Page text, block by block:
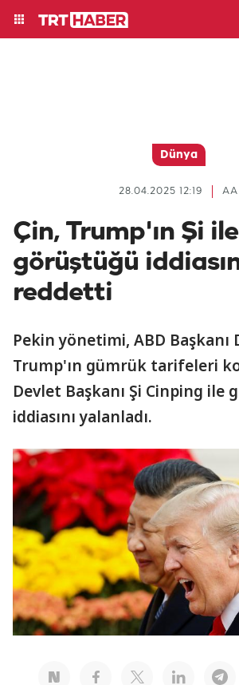
Dünya
AA
28.04.2025 12:19
Çin, Trump'ın Şi ile
görüştüğü
reddetti
Pekin yönetimi, ABD Başkanı
Trump'ın gümrük tarifeleri
Devlet Başkanı Şi Cinping ile
iddiasını yalanladı.